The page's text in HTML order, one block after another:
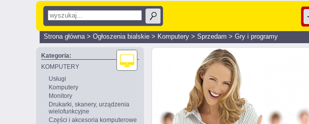
Strona główna> Ogłoszenia bialskie > Komputery > Sprzedam > Gry i programy
Kategoria:
KOMPUTERY
Usługi
Komputery
Monitory
Drukarki, skanery, urządzenia
wielofunkcyjne
Części i akcesoria komputerowe